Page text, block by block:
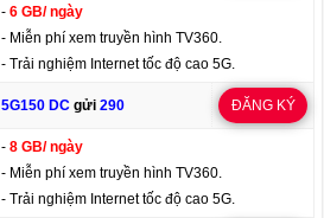
-6 GB/ ngày
- Miễn phí xem truyền hình TV360.
- Trải nghiệm Internet tốc độ cao 5G.
5G150 DCgửi 290 ĐĂNG KÝ
-8 GB/ ngày
- Miễn phí xem truyền hình TV360.
- Trải nghiệm Internet tốc độ cao 5G.